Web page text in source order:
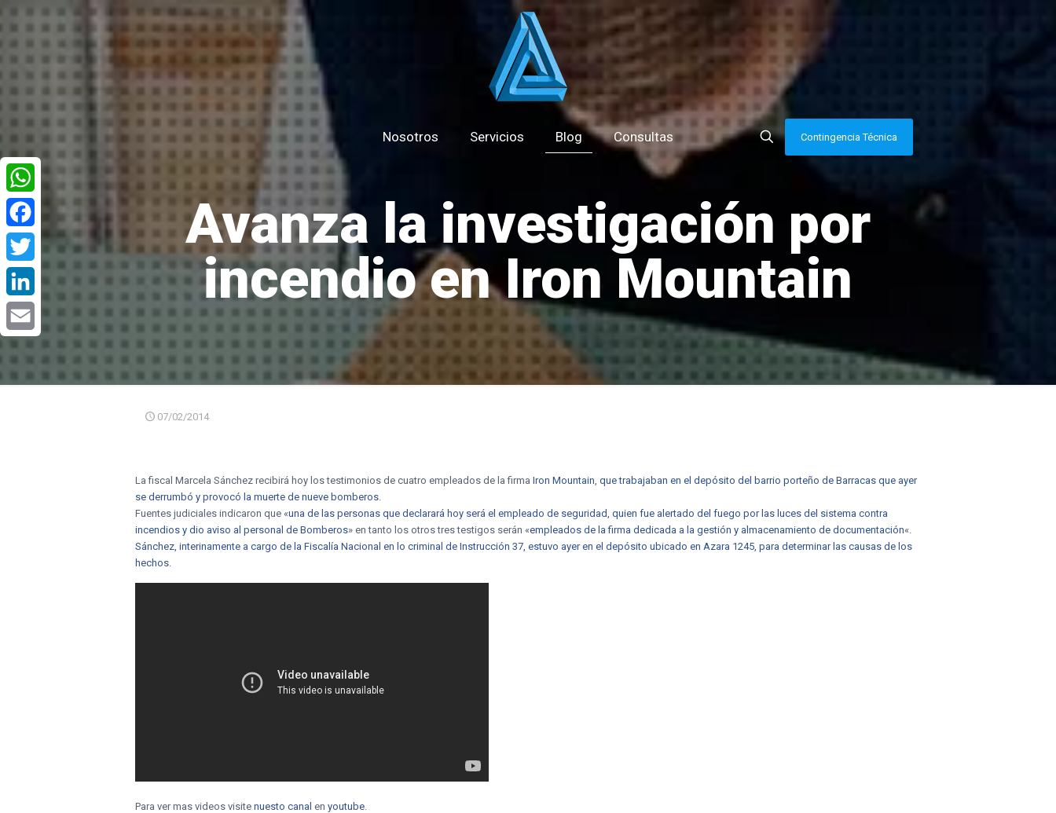
Nosotros Servicios Blog Consultas Contingencia Técnica
Avanza la investigación por
incendio en Iron Mountain
07/02/2014
La fiscal Marcela Sánchez recibirá hoy los testimonios de cuatro empleados de la firmaIron Mountain,que trabajaban en el depósito del barrio porteño de Barracas que ayer
se derrumbó y provocó la muerte de nueve bomberos.
Fuentes judiciales indicaron que «una de las personas que declarará hoy será el empleado de seguridad, quien fue alertado del fuego por las luces del sistema contra
incendios y dio aviso al personal de Bomberos» en tanto los otros tres testigos serán «empleados de la firma dedicada a la gestión y almacenamiento de documentación«.
Sánchez, interinamente a cargo de la Fiscalía Nacional en lo criminal de Instrucción 37, estuvo ayer en el depósito ubicado en Azara 1245, para determinar las causas de los
hechos.
Para ver mas videos visitenuesto canal enyoutube.
WhatsApp
Facebook
Twitter
LinkedIn